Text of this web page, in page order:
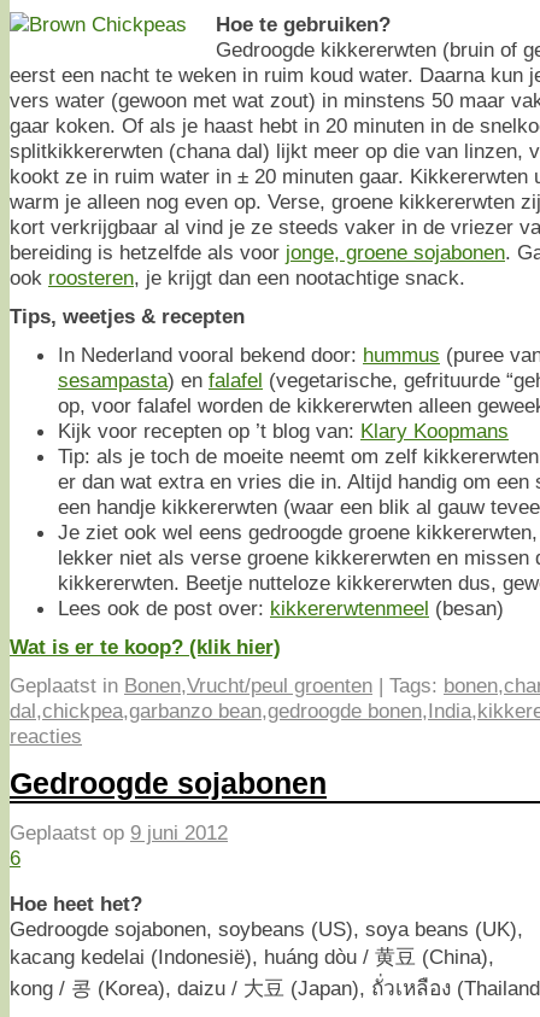
Hoe te gebruiken?
Gedroogde kikkererwten (bruin of
eerst een nacht te weken in ruim koud water. Daarna kun
vers water (gewoon met wat zout) in minstens 50 maar
gaar koken. Of als je haast hebt in 20 minuten in de
splitkikkererwten (chana dal) lijkt meer op die van linzen,
kookt ze in ruim water in ± 20 minuten gaar. Kikkererwten
warm je alleen nog even op. Verse, groene kikkererwten
kort verkrijgbaar al vind je ze steeds vaker in de vriezer
bereiding is hetzelfde als voor jonge, groene sojabonen.
ook roosteren, je krijgt dan een nootachtige snack.
Tips, weetjes & recepten
In Nederland vooral bekend door: hummus (puree
sesampasta) en falafel (vegetarische, gefrituurde
op, voor falafel worden de kikkererwten alleen
Kijk voor recepten op ’t blog van: Klary Koopmans
Tip: als je toch de moeite neemt om zelf
er dan wat extra en vries die in. Altijd handig om een
een handje kikkererwten (waar een blik al gauw
Je ziet ook wel eens gedroogde groene
lekker niet als verse groene kikkererwten en missen
kikkererwten. Beetje nutteloze kikkererwten dus,
Lees ook de post over: kikkererwtenmeel (besan)
Wat is er te koop? (klik hier)
Geplaatst in Bonen,Vrucht/peul groenten | Tags: bonen,
dal,chickpea,garbanzo bean,gedroogde bonen,India,
reacties
Gedroogde sojabonen
Geplaatst op 9 juni 2012
6
Hoe heet het?
Gedroogde sojabonen, soybeans (US), soya beans (UK),
kacang kedelai (Indonesië), huáng dòu / 黄豆 (China),
kong / 콩 (Korea), daizu / 大豆 (Japan), ถั่วเหลือง